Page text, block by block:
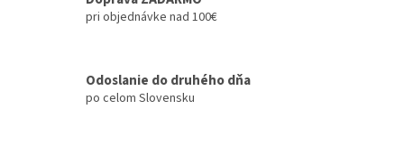
pri objednávke nad 100€
Odoslanie do druhého dňa
po celom Slovensku